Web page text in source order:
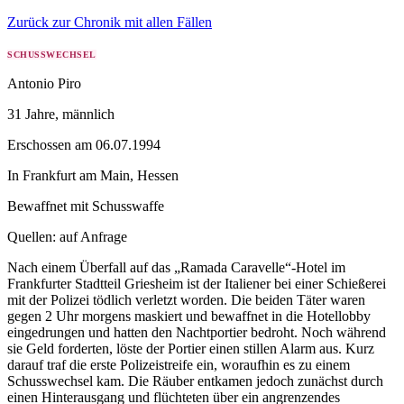
Zurück zur Chronik mit allen Fällen
SCHUSSWECHSEL
Antonio Piro
31 Jahre, männlich
Erschossen am 06.07.1994
In Frankfurt am Main, Hessen
Bewaffnet mit Schusswaffe
Quellen: auf Anfrage
Nach einem Überfall auf das „Ramada Caravelle“-Hotel im
Frankfurter Stadtteil Griesheim ist der Italiener bei einer Schießerei
mit der Polizei tödlich verletzt worden. Die beiden Täter waren
gegen 2 Uhr morgens maskiert und bewaffnet in die Hotellobby
eingedrungen und hatten den Nachtportier bedroht. Noch während
sie Geld forderten, löste der Portier einen stillen Alarm aus. Kurz
darauf traf die erste Polizeistreife ein, woraufhin es zu einem
Schusswechsel kam. Die Räuber entkamen jedoch zunächst durch
einen Hinterausgang und flüchteten über ein angrenzendes